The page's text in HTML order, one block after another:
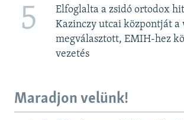
5
Elfoglalta a zsidó ortodox
Kazinczy utcai központját
megválasztott, EMIH-hez
vezetés
Maradjon velünk!